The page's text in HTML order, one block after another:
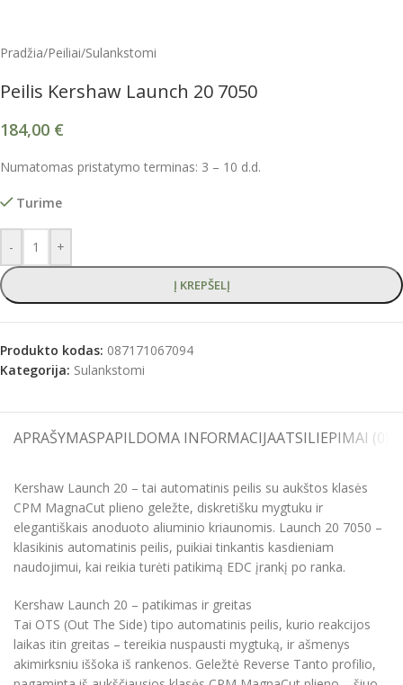
Pradžia/Peiliai/Sulankstomi
Peilis Kershaw Launch 20 7050
184,00 €
Numatomas pristatymo terminas: 3 – 10 d.d.
Turime
- +
Į KREPŠELĮ
Produkto kodas: 087171067094
Kategorija: Sulankstomi
APRAŠYMASPAPILDOMA INFORMACIJAATSILIEPIMAI (0)
Kershaw Launch 20 – tai automatinis peilis su aukštos klasės
CPM MagnaCut plieno geležte, diskretišku mygtuku ir
elegantiškais anoduoto aliuminio kriaunomis. Launch 20 7050 –
klasikinis automatinis peilis, puikiai tinkantis kasdieniam
naudojimui, kai reikia turėti patikimą EDC įrankį po ranka.
Kershaw Launch 20 – patikimas ir greitas
Tai OTS (Out The Side) tipo automatinis peilis, kurio reakcijos
laikas itin greitas – tereikia nuspausti mygtuką, ir ašmenys
akimirksniu iššoka iš rankenos. Geležtė Reverse Tanto profilio,